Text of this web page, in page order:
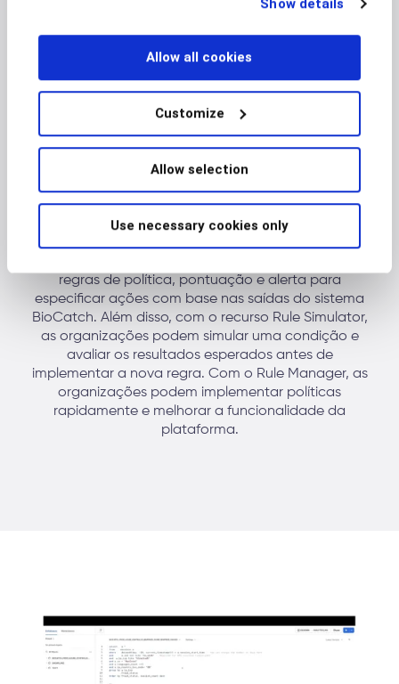
Show details
Allow all cookies
Customize
Allow selection
Use necessary cookies only
Gerenciador de regras
O BioCatch Rule Manager ajuda as organizações a
reduzir as fraudes em tempo real, facilitar as
operações de back-end e oferecer suporte à análise
regras de política, pontuação e alerta para
especificar ações com base nas saídas do sistema
BioCatch. Além disso, com o recurso Rule Simulator,
as organizações podem simular uma condição e
avaliar os resultados esperados antes de
implementar a nova regra. Com o Rule Manager, as
organizações podem implementar políticas
rapidamente e melhorar a funcionalidade da
plataforma.